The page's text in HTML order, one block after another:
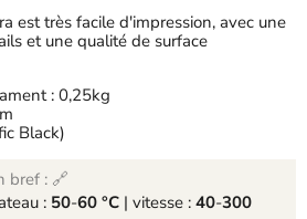
est très facile d'impression, avec une
et une qualité de surface
: 0,25kg
Black)
bref : 🔗
: 50-60 °C | vitesse : 40-300